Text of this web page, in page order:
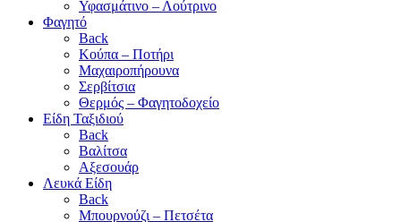
Υφασμάτινο – Λούτρινο
Φαγητό
Back
Κούπα – Ποτήρι
Μαχαιροπήρουνα
Σερβίτσια
Θερμός – Φαγητοδοχείο
Είδη Ταξιδιού
Back
Βαλίτσα
Αξεσουάρ
Λευκά Είδη
Back
Μπουρνούζι – Πετσέτα